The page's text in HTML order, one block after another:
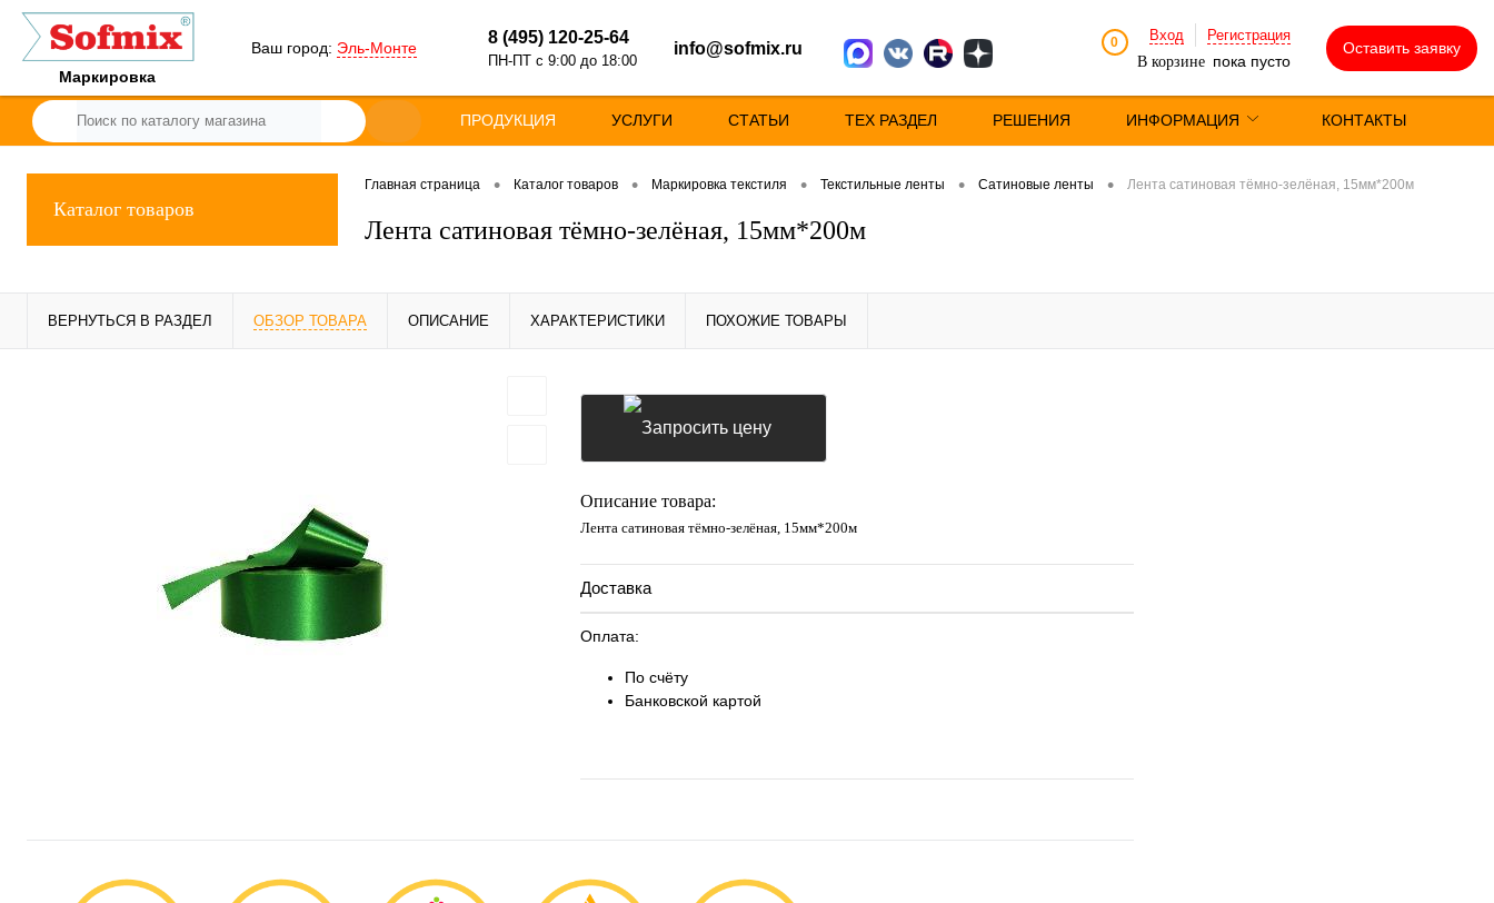
Маркировка
Ваш город: Эль-Монте
8 (495) 120-25-64
ПН-ПТ с 9:00 до 18:00
info@sofmix.ru 0 Вход
Регистрация
В корзине пока пусто
Оставить заявку
ПРОДУКЦИЯ УСЛУГИ СТАТЬИ ТЕХ РАЗДЕЛ РЕШЕНИЯ ИНФОРМАЦИЯ КОНТАКТЫ
Каталог товаров
Главная страница • Каталог товаров • Маркировка текстиля • Текстильные ленты • Сатиновые ленты • Лента сатиновая тёмно-зелёная, 15мм*200м
Лента сатиновая тёмно-зелёная, 15мм*200м
ВЕРНУТЬСЯ В РАЗДЕЛ ОБЗОР ТОВАРА ОПИСАНИЕ ХАРАКТЕРИСТИКИ ПОХОЖИЕ ТОВАРЫ
Запросить цену
Описание товара:
Лента сатиновая тёмно-зелёная, 15мм*200м
Доставка
Оплата:
По счёту
Банковской картой